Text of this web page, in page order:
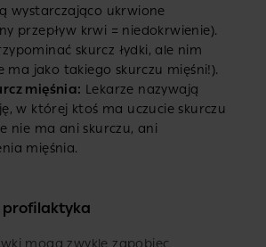
wystarczająco ukrwione
przepływ krwi = niedokrwienie).
skurcz łydki, ale nim
ma jako takiego skurczu mięśni!).
mięśnia: Lekarze nazywają
w której ktoś ma uczucie skurczu
nie ma ani skurczu, ani
mięśnia.
profilaktyka
mogą zwykle zapobiec